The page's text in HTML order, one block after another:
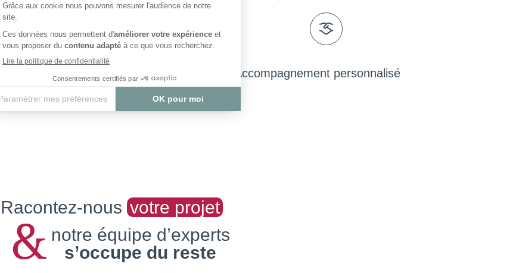
en Parquets Bois, Stratifié et Vinyle Accompagnement personnalisé
Racontez-nous votre projet
& notre équipe d’experts
s’occupe du reste